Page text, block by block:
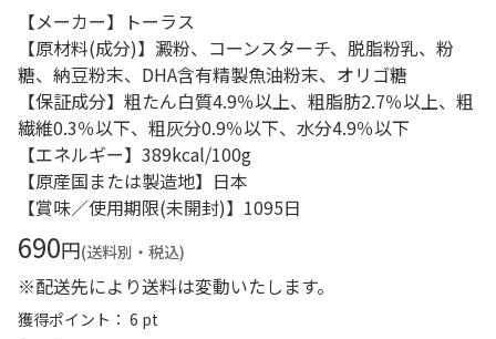
【メーカー】トーラス
【原材料(成分)】澱粉、コーンスターチ、脱脂粉乳、粉
糖、納豆粉末、DHA含有精製魚油粉末、オリゴ糖
【保証成分】粗たん白質4.9％以上、粗脂肪2.7％以上、粗
繊維0.3％以下、粗灰分0.9％以下、水分4.9％以下
【エネルギー】389kcal/100g
【原産国または製造地】日本
【賞味／使用期限(未開封)】1095日
690円(送料別・税込)
※配送先により送料は変動いたします。
獲得ポイント： 6 pt